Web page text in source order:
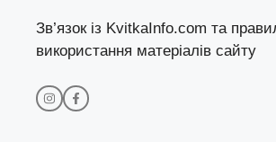
Зв’язок із KvitkaInfo.com та
використання матеріалів сайту